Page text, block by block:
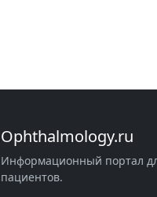
Ophthalmology.ru
Информационный портал
пациентов.